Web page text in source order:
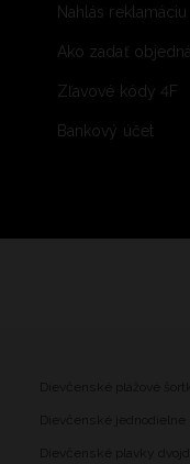
Nahlás reklamáciu
Ako zadať
Zľavové kódy 4F
Bankový účet